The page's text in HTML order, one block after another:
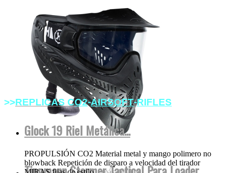
>>REPLICAS CO2-AIRSOFT-RIFLES
Glock 19 Riel Metálica...
PROPULSIÓN CO2 Material metal y mango polimero no
blowback Repetición de disparo a velocidad del tirador